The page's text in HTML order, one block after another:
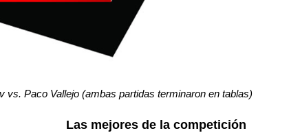
Paco Vallejo (ambas partidas terminaron en tablas)
Las mejores de la competición